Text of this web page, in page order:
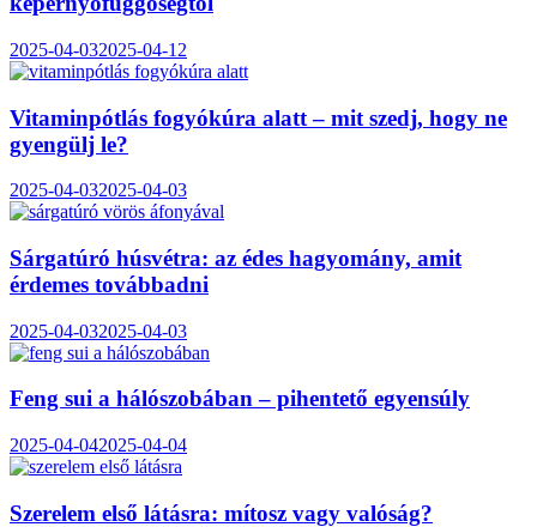
2025-04-032025-04-12
Vitaminpótlás fogyókúra alatt – mit szedj, hogy ne
gyengülj le?
2025-04-032025-04-03
Sárgatúró húsvétra: az édes hagyomány, amit
érdemes továbbadni
2025-04-032025-04-03
Feng sui a hálószobában – pihentető egyensúly
2025-04-042025-04-04
Szerelem első látásra: mítosz vagy valóság?